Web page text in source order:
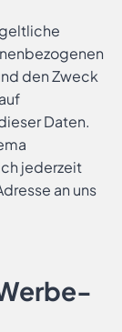
den Zweck
Daten.
jederzeit
an uns